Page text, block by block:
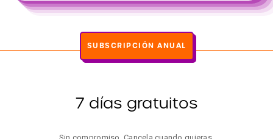
SUBSCRIPCIÓN ANUAL
7 días gratuitos